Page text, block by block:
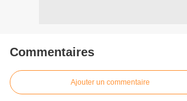
Commentaires
Ajouter un commentaire